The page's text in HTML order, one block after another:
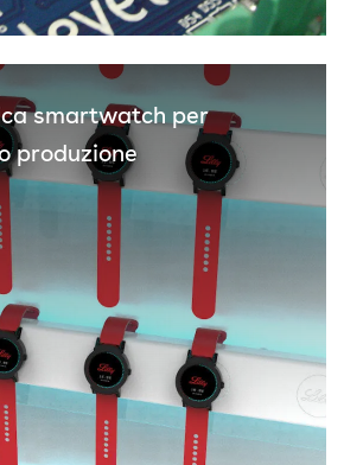
smartwatch per
produzione